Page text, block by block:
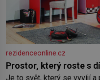
rezidenceonline.cz
Prostor, který roste s
Je to svět, který se vyvíjí a